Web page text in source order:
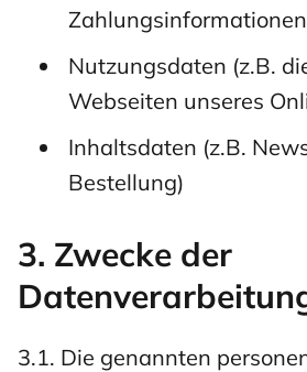
Nutzungsdaten (z.B.
Webseiten unseres
Inhaltsdaten (z.B.
Bestellung)
3. Zwecke der
3.1. Die genannten